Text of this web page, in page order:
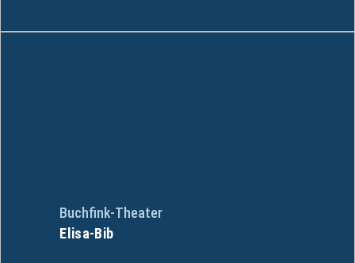
Buchfink-Theater
Elisa-Bib